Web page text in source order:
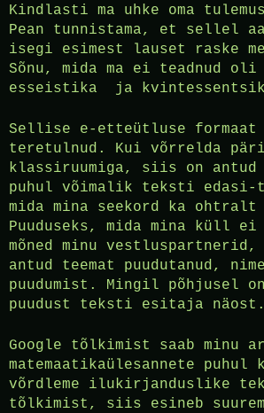
Kindlasti ma uhke oma
Pean tunnistama, et sellel
isegi esimest lauset raske
Sõnu, mida ma ei teadnud oli
esseistika ja
Sellise e-etteütluse formaat
teretulnud. Kui võrrelda
klassiruumiga, siis on antud
puhul võimalik teksti edasi-
mida mina seekord ka ohtralt
Puuduseks, mida mina küll ei
mõned minu vestluspartnerid,
antud teemat puudutanud,
puudumist. Mingil põhjusel
puudust teksti esitaja näost.
Google tõlkimist saab minu
matemaatikaülesannete puhul
võrdleme ilukirjanduslike
tõlkimist, siis esineb